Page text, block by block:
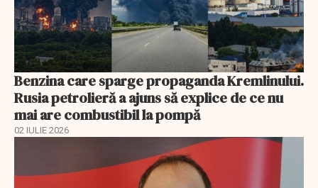
Benzina care sparge propaganda Kremlinului.
Rusia petrolieră a ajuns să explice de ce nu
mai are combustibil la pompă
02 IULIE 2026